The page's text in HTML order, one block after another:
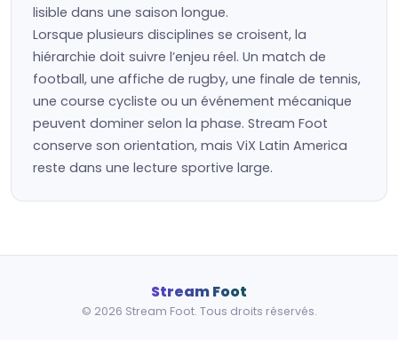
lisible dans une saison longue.
Lorsque plusieurs disciplines se croisent, la
hiérarchie doit suivre l’enjeu réel. Un match de
football, une affiche de rugby, une finale de tennis,
une course cycliste ou un événement mécanique
peuvent dominer selon la phase. Stream Foot
conserve son orientation, mais ViX Latin America
reste dans une lecture sportive large.
Stream Foot
© 2026 Stream Foot. Tous droits réservés.